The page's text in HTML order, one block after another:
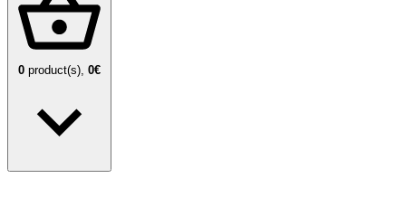
0 product(s), 0€